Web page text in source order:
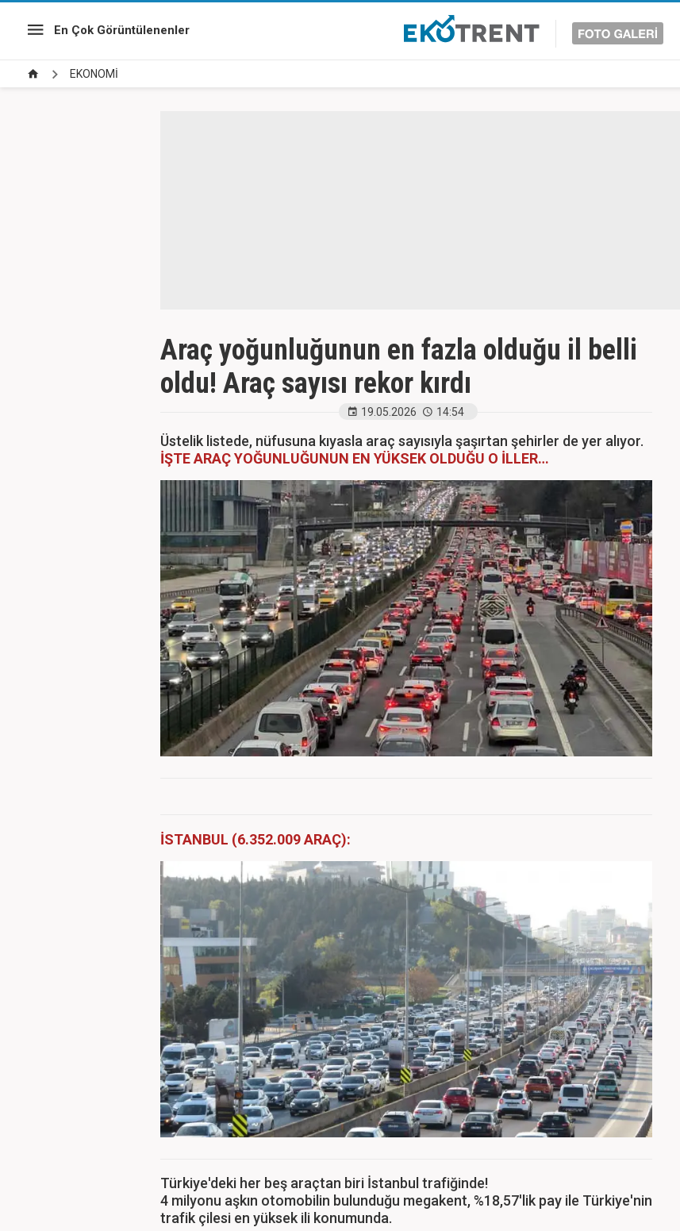
En Çok Görüntülenenler
EKONOMİ
Araç yoğunluğunun en fazla olduğu il belli
oldu! Araç sayısı rekor kırdı
19.05.2026 14:54
Üstelik listede, nüfusuna kıyasla araç sayısıyla şaşırtan şehirler de yer alıyor.
İŞTE ARAÇ YOĞUNLUĞUNUN EN YÜKSEK OLDUĞU O İLLER…
İSTANBUL (6.352.009 ARAÇ):
Türkiye'deki her beş araçtan biri İstanbul trafiğinde!
4 milyonu aşkın otomobilin bulunduğu megakent, %18,57'lik pay ile Türkiye'nin
trafik çilesi en yüksek ili konumunda.